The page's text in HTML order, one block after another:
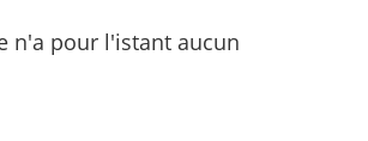
n'a pour l'istant aucun